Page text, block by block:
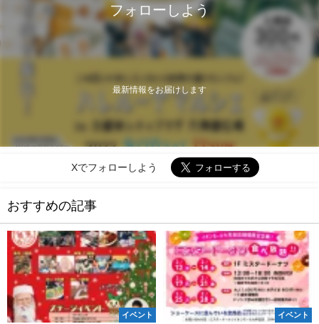
フォローしよう
最新情報をお届けします
Xでフォローしよう
おすすめの記事
イベント イベント